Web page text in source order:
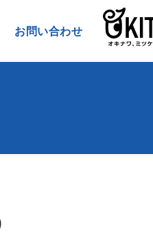
お問い合わせ